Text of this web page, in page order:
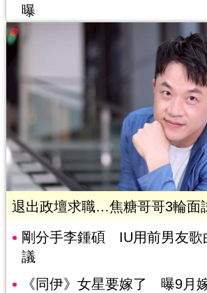
曝
退出政壇求職…焦糖哥哥3輪面
剛分手李鍾碩 IU用前男友歌
議
《同伊》女星要嫁了 曝9月